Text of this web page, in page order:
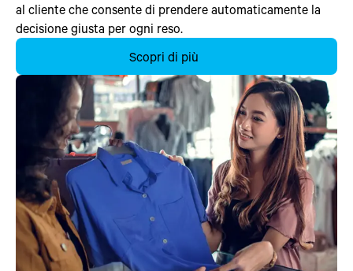
al cliente che consente di prendere automaticamente la
decisione giusta per ogni reso.
Scopri di più